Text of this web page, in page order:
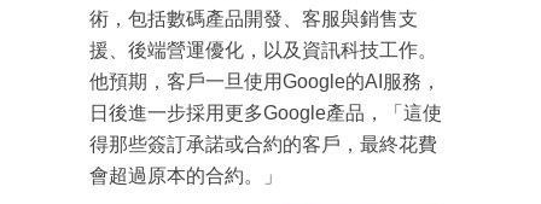
術，包括數碼產品開發、客服與銷售支
援、後端營運優化，以及資訊科技工作。
他預期，客戶一旦使用Google的AI服務，
日後進一步採用更多Google產品，「這使
得那些簽訂承諾或合約的客戶，最終花費
會超過原本的合約。」